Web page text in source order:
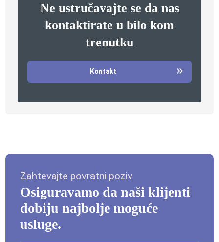
Ne ustručavajte se da nas
kontaktirate u bilo kom
trenutku
Kontakt
Zahtevajte povratni poziv
Osiguravamo da naši klijenti
dobiju najbolje moguće
usluge.